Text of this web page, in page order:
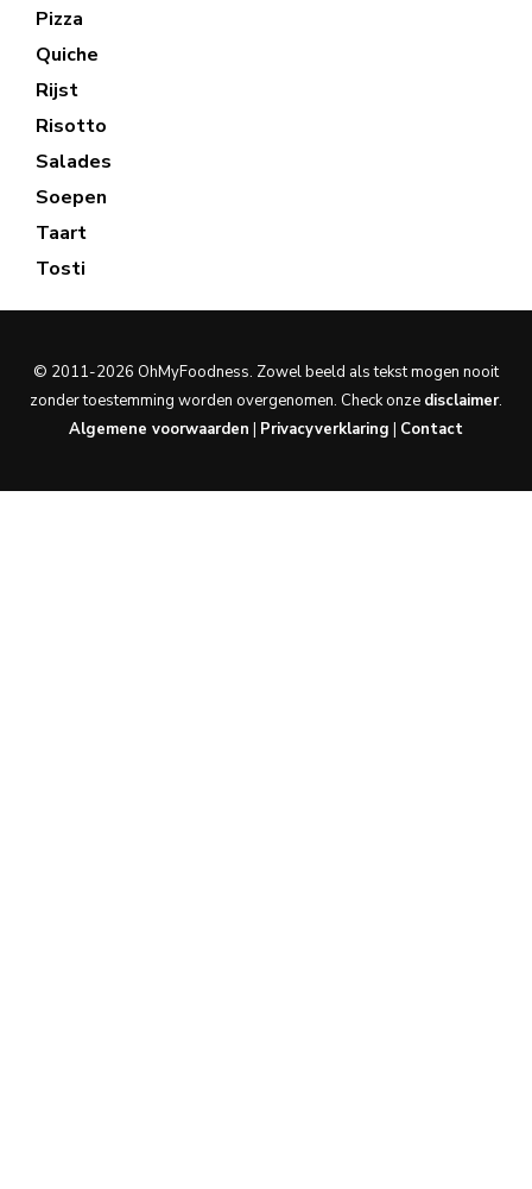
Pizza
Quiche
Rijst
Risotto
Salades
Soepen
Taart
Tosti
© 2011-2026 OhMyFoodness. Zowel beeld als tekst mogen nooit
zonder toestemming worden overgenomen. Check onze disclaimer.
Algemene voorwaarden | Privacyverklaring | Contact